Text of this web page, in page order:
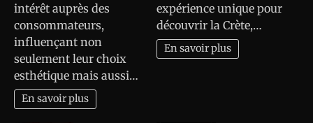
intérêt auprès des
consommateurs,
influençant non
seulement leur choix
esthétique mais aussi…
En savoir plus
expérience unique pour
découvrir la Crète,…
En savoir plus